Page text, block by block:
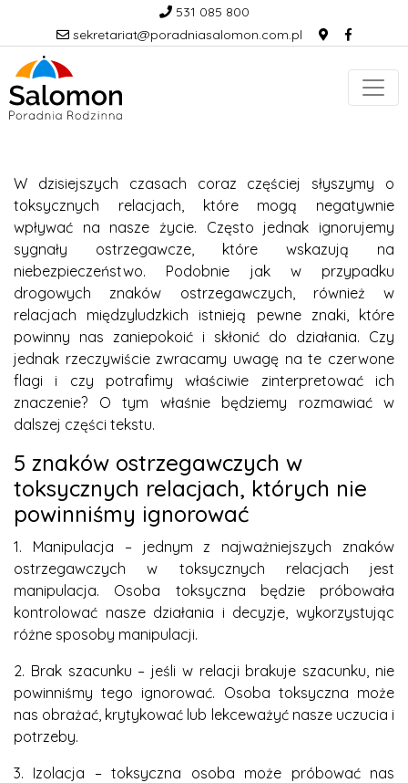
531 085 800
sekretariat@poradniasalomon.com.pl
W dzisiejszych czasach coraz częściej słyszymy o
toksycznych relacjach, które mogą negatywnie
wpływać na nasze życie. Często jednak ignorujemy
sygnały ostrzegawcze, które wskazują na
niebezpieczeństwo. Podobnie jak w przypadku
drogowych znaków ostrzegawczych, również w
relacjach międzyludzkich istnieją pewne znaki, które
powinny nas zaniepokoić i skłonić do działania. Czy
jednak rzeczywiście zwracamy uwagę na te czerwone
flagi i czy potrafimy właściwie zinterpretować ich
znaczenie? O tym właśnie będziemy rozmawiać w
dalszej części tekstu.
5 znaków ostrzegawczych w
toksycznych relacjach, których nie
powinniśmy ignorować
1. Manipulacja – jednym z najważniejszych znaków
ostrzegawczych w toksycznych relacjach jest
manipulacja. Osoba toksyczna będzie próbowała
kontrolować nasze działania i decyzje, wykorzystując
różne sposoby manipulacji.
2. Brak szacunku – jeśli w relacji brakuje szacunku, nie
powinniśmy tego ignorować. Osoba toksyczna może
nas obrażać, krytykować lub lekceważyć nasze uczucia i
potrzeby.
3. Izolacja – toksyczna osoba może próbować nas